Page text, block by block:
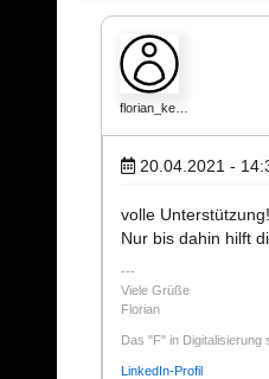
florian_ke…
20.04.2021 -
volle Unterstützung!
Nur bis dahin hilft
Viele Grüße
Florian
Das "F" in Digitalisierung
LinkedIn-Profil